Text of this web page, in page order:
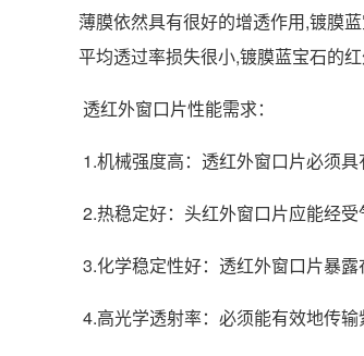
薄膜依然具有很好的增透作用,镀膜
平均透过率损失很小,镀膜蓝宝石的
透红外窗口片性能需求：
1.机械强度高：透红外窗口片必须
2.热稳定好：头红外窗口片应能经
3.化学稳定性好：透红外窗口片暴
4.高光学透射率：必须能有效地传输